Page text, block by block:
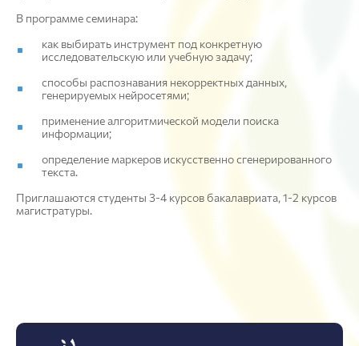
В программе семинара:
как выбирать инструмент под конкретную
исследовательскую или учебную задачу;
способы распознавания некорректных данных,
генерируемых нейросетями;
применение алгоритмической модели поиска
информации;
определение маркеров искусственно сгенерированного
текста.
Приглашаются студенты 3-4 курсов бакалавриата, 1-2 курсов
магистратуры.